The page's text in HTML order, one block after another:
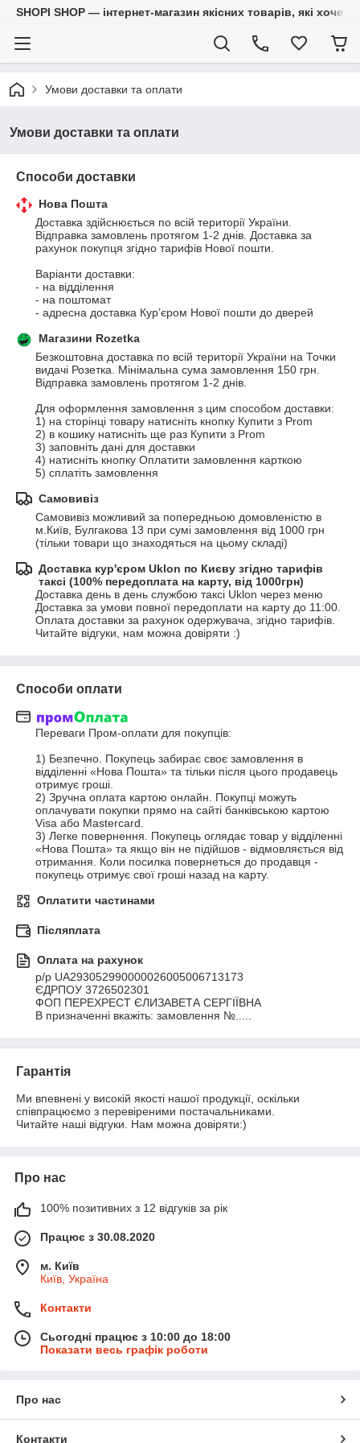
SHOPI SHOP — інтернет-магазин якісних товарів, які
Умови доставки та оплати
Умови доставки та оплати
Способи доставки
Нова Пошта
Доставка здійснюється по всій території України.
Відправка замовлень протягом 1-2 днів. Доставка за
рахунок покупця згідно тарифів Нової пошти.
Варіанти доставки:
- на відділення
- на поштомат
- адресна доставка Кур’єром Нової пошти до дверей
Магазини Rozetka
Безкоштовна доставка по всій території України на Точки
видачі Розетка. Мінімальна сума замовлення 150 грн.
Відправка замовлень протягом 1-2 днів.
Для оформлення замовлення з цим способом доставки:
1) на сторінці товару натисніть кнопку Купити з Prom
2) в кошику натисніть ще раз Купити з Prom
3) заповніть дані для доставки
4) натисніть кнопку Оплатити замовлення карткою
5) сплатіть замовлення
Самовивіз
Самовивіз можливий за попередньою домовленістю в
м.Київ, Булгакова 13 при сумі замовлення від 1000 грн
(тільки товари що знаходяться на цьому складі)
Доставка кур'єром Uklon по Києву згідно тарифів
таксі (100% передоплата на карту, від 1000грн)
Доставка день в день службою таксі Uklon через меню
Доставка за умови повної передоплати на карту до 11:00.
Оплата доставки за рахунок одержувача, згідно тарифів.
Читайте відгуки, нам можна довіряти :)
Способи оплати
Переваги Пром-оплати для покупців:
1) Безпечно. Покупець забирає своє замовлення в
відділенні «Нова Пошта» та тільки після цього продавець
отримує гроші.
2) Зручна оплата картою онлайн. Покупці можуть
оплачувати покупки прямо на сайті банківською картою
Visa або Mastercard.
3) Легке повернення. Покупець оглядає товар у відділенні
«Нова Пошта» та якщо він не підійшов - відмовляється від
отримання. Коли посилка повернеться до продавця -
покупець отримує свої гроші назад на карту.
Оплатити частинами
Післяплата
Оплата на рахунок
р/р UA293052990000026005006713173
ЄДРПОУ 3726502301
ФОП ПЕРЕХРЕСТ ЄЛИЗАВЕТА СЕРГІЇВНА
В призначенні вкажіть: замовлення №.....
Гарантія
Ми впевнені у високій якості нашої продукції, оскільки
співпрацюємо з перевіреними постачальниками.
Читайте наші відгуки. Нам можна довіряти:)
Про нас
100% позитивних з 12 відгуків за рік
Працює з 30.08.2020
м. Київ
Київ, Україна
Контакти
Сьогодні працює з 10:00 до 18:00
Показати весь графік роботи
Про нас
Контакти